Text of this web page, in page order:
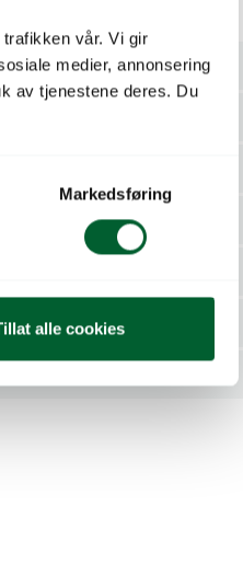
vår. Vi gir
medier, annonsering
av tjenestene deres. Du
Markedsføring
alle cookies
Hvit
31004056
1